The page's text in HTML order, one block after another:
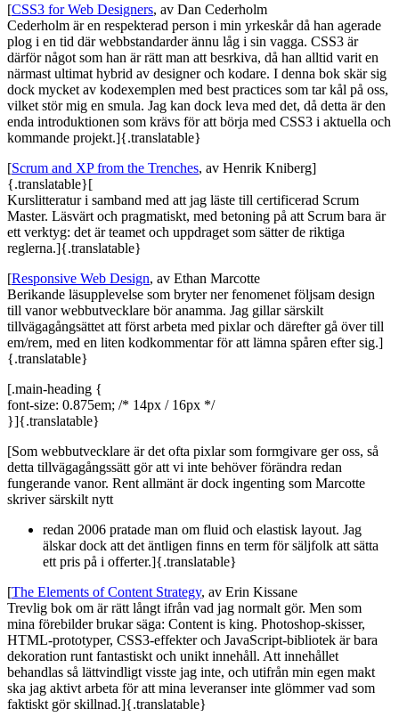
[CSS3 for Web Designers, av Dan Cederholm
Cederholm är en respekterad person i min yrkeskår då han agerade
plog i en tid där webbstandarder ännu låg i sin vagga. CSS3 är
därför något som han är rätt man att besrkiva, då han alltid varit en
närmast ultimat hybrid av designer och kodare. I denna bok skär sig
dock mycket av kodexemplen med best practices som tar kål på oss,
vilket stör mig en smula. Jag kan dock leva med det, då detta är den
enda introduktionen som krävs för att börja med CSS3 i aktuella och
kommande projekt.]{.translatable}
[Scrum and XP from the Trenches, av Henrik Kniberg]
{.translatable}[
Kurslitteratur i samband med att jag läste till certificerad Scrum
Master. Läsvärt och pragmatiskt, med betoning på att Scrum bara är
ett verktyg: det är teamet och uppdraget som sätter de riktiga
reglerna.]{.translatable}
[Responsive Web Design, av Ethan Marcotte
Berikande läsupplevelse som bryter ner fenomenet följsam design
till vanor webbutvecklare bör anamma. Jag gillar särskilt
tillvägagångsättet att först arbeta med pixlar och därefter gå över till
em/rem, med en liten kodkommentar för att lämna spåren efter sig.]
{.translatable}
[.main-heading {
font-size: 0.875em; /* 14px / 16px */
}]{.translatable}
[Som webbutvecklare är det ofta pixlar som formgivare ger oss, så
detta tillvägagångssätt gör att vi inte behöver förändra redan
fungerande vanor. Rent allmänt är dock ingenting som Marcotte
skriver särskilt nytt
redan 2006 pratade man om fluid och elastisk layout. Jag
älskar dock att det äntligen finns en term för säljfolk att sätta
ett pris på i offerter.]{.translatable}
[The Elements of Content Strategy, av Erin Kissane
Trevlig bok om är rätt långt ifrån vad jag normalt gör. Men som
mina förebilder brukar säga: Content is king. Photoshop-skisser,
HTML-prototyper, CSS3-effekter och JavaScript-bibliotek är bara
dekoration runt fantastiskt och unikt innehåll. Att innehållet
behandlas så lättvindligt visste jag inte, och utifrån min egen makt
ska jag aktivt arbeta för att mina leveranser inte glömmer vad som
faktiskt gör skillnad.]{.translatable}